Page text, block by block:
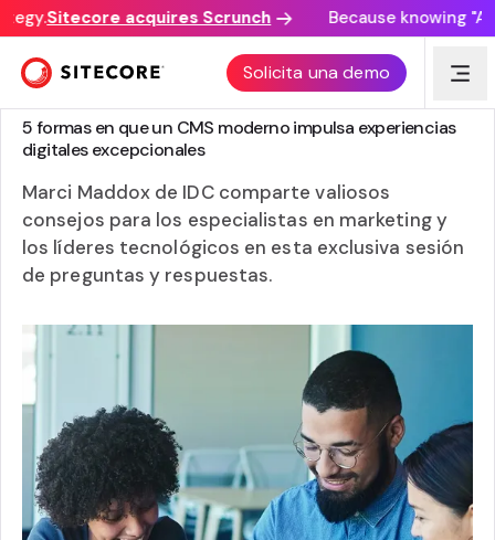
Sitecore acquires Scrunch Because knowing
Solicita una demo
PAPEL
5 formas en que un CMS moderno impulsa experiencias
digitales excepcionales
Marci Maddox de IDC comparte valiosos
consejos para los especialistas en marketing y
los líderes tecnológicos en esta exclusiva sesión
de preguntas y respuestas.